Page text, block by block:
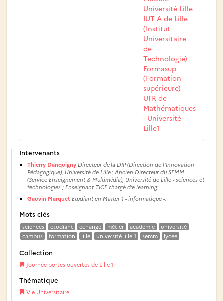
Université Lille
IUT A de Lille
(Institut
Universitaire
de
Technologie)
Formasup
(Formation
supérieure)
UFR de
Mathématiques
- Université
Lille1
Intervenants
Thierry Danquigny Directeur de la DIP (Direction de l’Innovation
Pédagogique), Université de Lille ; Ancien Directeur du SEMM
(Service Enseignement & Multimédia), Université de Lille - sciences et
technologies ; Enseignant TICE chargé d’e-learning.
Gauvin Marquet Etudiant en Master 1 - informatique -.
Mots clés
sciences etudiant echange métier académie
université
campus
formation lille université lille 1 semm lycée
Collection
Journée portes ouvertes de Lille 1
Thématique
Vie Universitaire